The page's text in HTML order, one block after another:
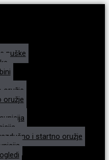
puške
oružje
oružje
i startno oružje